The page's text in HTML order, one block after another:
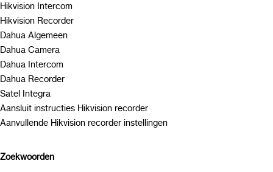
Hikvision Intercom
Hikvision Recorder
Dahua Algemeen
Dahua Camera
Dahua Intercom
Dahua Recorder
Satel Integra
Aansluit instructies Hikvision recorder
Aanvullende Hikvision recorder instellingen
Zoekwoorden